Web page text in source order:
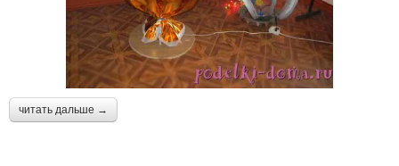
читать дальше →